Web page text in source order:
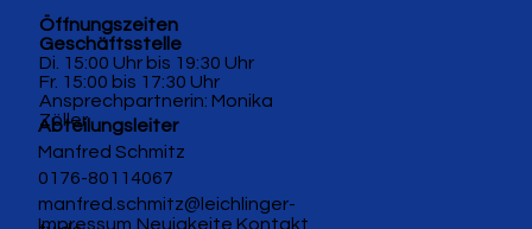
Abteilungsleiter
Manfred Schmitz
0176-80114067
manfred.schmitz@leichlinger-
Öffnungszeiten
Geschäftsstelle
Di. 15:00 Uhr bis 19:30 Uhr
Fr. 15:00 bis 17:30 Uhr
Ansprechpartnerin: Monika
Zöller
Impressum Neuigkeite Kontakt